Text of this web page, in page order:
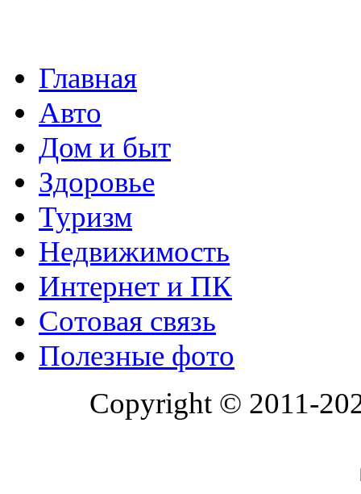
Главная
Авто
Дом и быт
Здоровье
Туризм
Недвижимость
Интернет и ПК
Сотовая связь
Полезные фото
Copyright © 2011-